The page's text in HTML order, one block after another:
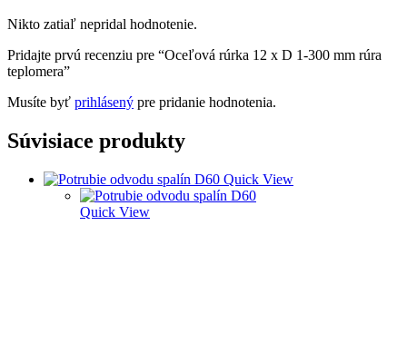
Nikto zatiaľ nepridal hodnotenie.
Pridajte prvú recenziu pre “Oceľová rúrka 12 x D 1-300 mm rúra
teplomera”
Musíte byť prihlásený pre pridanie hodnotenia.
Súvisiace produkty
Quick View
Quick View